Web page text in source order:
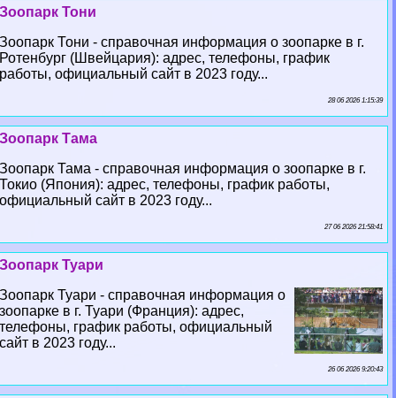
Зоопарк Тони
Зоопарк Тони - справочная информация о зоопарке в г.
Ротенбург (Швейцария): адрес, телефоны, график
работы, официальный сайт в 2023 году...
28 06 2026 1:15:39
Зоопарк Тама
Зоопарк Тама - справочная информация о зоопарке в г.
Токио (Япония): адрес, телефоны, график работы,
официальный сайт в 2023 году...
27 06 2026 21:58:41
Зоопарк Туари
Зоопарк Туари - справочная информация о
зоопарке в г. Туари (Франция): адрес,
телефоны, график работы, официальный
сайт в 2023 году...
26 06 2026 9:20:43